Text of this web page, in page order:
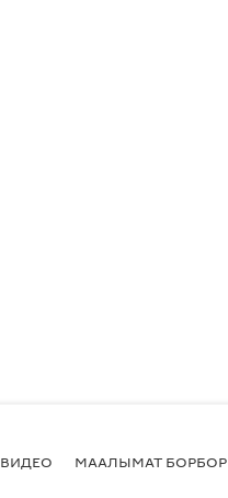
ВИДЕО МААЛЫМАТ БОРБОР